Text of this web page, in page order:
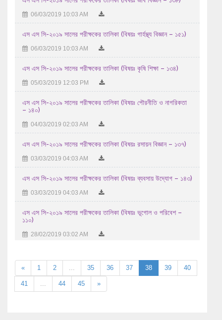
18/07/2026 01:07 AM
এইচএসসি পরীক্ষা -২০২৬ এর আগামী ১৮/৭/২০২৬ তারিখ শনিবার ...
17/07/2026 09:07 AM
এইচ এস সি-২০২৬ সালের পরীক্ষকের তালিকা (বিষয়ঃ ইংরেজি ১ম ...
15/07/2026 11:07 AM
এইচ এস সি-২০২৬ সালের পরীক্ষকের তালিকা (বিষয়ঃ বাংলা ২য় পত্র ...
13/07/2026 11:07 AM
২০২৫-২০২৬ শিক্ষাবর্ষে উচ্চ মাধ্যমিক পর্যায়ে অধ্যয়নরত ...
04/08/2026 11:08 AM
06/03/2019 10:03 AM
এস এস সি-২০১৯ সালের পরীক্ষকের তালিকা (বিষয়ঃ গার্হস্থ্য বিজ্ঞান – ১৫১)
06/03/2019 10:03 AM
এস এস সি-২০১৯ সালের পরীক্ষকের তালিকা (বিষয়ঃ কৃষি শিক্ষা – ১৩৪)
05/03/2019 12:03 PM
এস এস সি-২০১৯ সালের পরীক্ষকের তালিকা (বিষয়ঃ পৌরনীতি ও নাগরিকতা
– ১৪০)
04/03/2019 02:03 AM
এস এস সি-২০১৯ সালের পরীক্ষকের তালিকা (বিষয়ঃ রসায়ন বিজ্ঞান – ১৩৭)
03/03/2019 04:03 AM
এস এস সি-২০১৯ সালের পরীক্ষকের তালিকা (বিষয়ঃ ব্যবসায় উদ্যোগ – ১৪৩)
03/03/2019 04:03 AM
এস এস সি-২০১৯ সালের পরীক্ষকের তালিকা (বিষয়ঃ ভূগোল ও পরিবেশ –
১১০)
28/02/2019 03:02 AM
« 1 2 35 36 37 38 39 40
41 44 45 »